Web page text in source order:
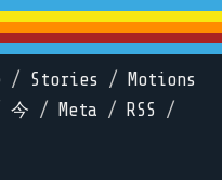
/ Stories /
Motions
今 / Meta / RSS /